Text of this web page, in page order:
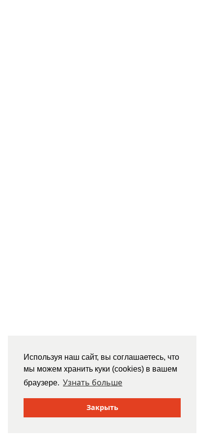
Используя наш сайт, вы соглашаетесь, что
мы можем хранить куки (cookies) в вашем
браузере. Узнать больше
Закрыть